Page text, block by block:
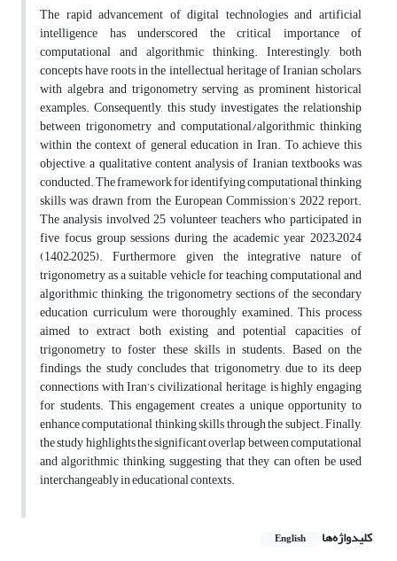
The rapid advancement of digital technologies and artificial
intelligence has underscored the critical importance of
computational and algorithmic thinking. Interestingly, both
concepts have roots in the intellectual heritage of Iranian scholars,
with algebra and trigonometry serving as prominent historical
examples. Consequently, this study investigates the relationship
between trigonometry and computational/algorithmic thinking
within the context of general education in Iran. To achieve this
objective, a qualitative content analysis of Iranian textbooks was
conducted. The framework for identifying computational thinking
skills was drawn from the European Commission’s 2022 report.
The analysis involved 25 volunteer teachers who participated in
five focus group sessions during the academic year 2023–2024
(1402–2025). Furthermore, given the integrative nature of
trigonometry as a suitable vehicle for teaching computational and
algorithmic thinking, the trigonometry sections of the secondary
education curriculum were thoroughly examined. This process
aimed to extract both existing and potential capacities of
trigonometry to foster these skills in students. Based on the
findings, the study concludes that trigonometry, due to its deep
connections with Iran’s civilizational heritage, is highly engaging
for students. This engagement creates a unique opportunity to
enhance computational thinking skills through the subject. Finally,
the study highlights the significant overlap between computational
and algorithmic thinking, suggesting that they can often be used
interchangeably in educational contexts.
کلیدواژه‌ها English